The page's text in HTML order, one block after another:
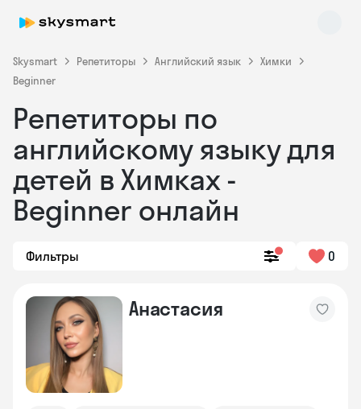
Skysmart Репетиторы Английский язык
Химки
Beginner
Репетиторы по
английскому языку для
детей в Химках -
Beginner онлайн
Фильтры 0
Анастасия
Skysmart Chat
online